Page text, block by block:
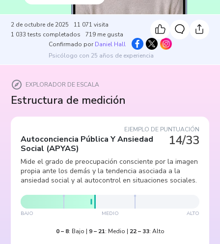
2 de octubre de 2025 11 071 visita
1 033 tests completados 719 me gusta
Confirmado por Daniel Hall
Psicólogo con 25 años de experiencia
EXPLORADOR DE ESCALA
Estructura de medición
EJEMPLO DE PUNTUACIÓN
14/33
Autoconciencia Pública Y Ansiedad
Social (APYAS)
Mide el grado de preocupación consciente por la imagen
propia ante los demás y la tendencia asociada a la
ansiedad social y al autocontrol en situaciones sociales.
BAJO MEDIO ALTO
0– 8: Bajo | 9– 21: Medio | 22– 33: Alto